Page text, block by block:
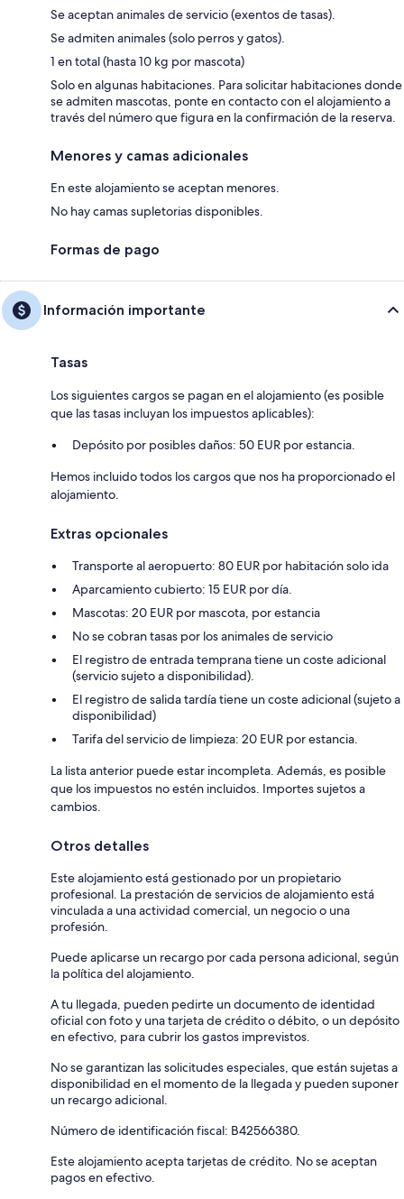
Se aceptan animales de servicio (exentos de tasas).
Se admiten animales (solo perros y gatos).
1 en total (hasta 10 kg por mascota)
Solo en algunas habitaciones. Para solicitar habitaciones donde
se admiten mascotas, ponte en contacto con el alojamiento a
través del número que figura en la confirmación de la reserva.
Menores y camas adicionales
En este alojamiento se aceptan menores.
No hay camas supletorias disponibles.
Formas de pago
Información importante
Tasas
Los siguientes cargos se pagan en el alojamiento (es posible
que las tasas incluyan los impuestos aplicables):
Depósito por posibles daños: 50 EUR por estancia.
Hemos incluido todos los cargos que nos ha proporcionado el
alojamiento.
Extras opcionales
Transporte al aeropuerto: 80 EUR por habitación solo ida
Aparcamiento cubierto: 15 EUR por día.
Mascotas: 20 EUR por mascota, por estancia
No se cobran tasas por los animales de servicio
El registro de entrada temprana tiene un coste adicional
(servicio sujeto a disponibilidad).
El registro de salida tardía tiene un coste adicional (sujeto a
disponibilidad)
Tarifa del servicio de limpieza: 20 EUR por estancia.
La lista anterior puede estar incompleta. Además, es posible
que los impuestos no estén incluidos. Importes sujetos a
cambios.
Otros detalles
Este alojamiento está gestionado por un propietario
profesional. La prestación de servicios de alojamiento está
vinculada a una actividad comercial, un negocio o una
profesión.
Puede aplicarse un recargo por cada persona adicional, según
la política del alojamiento.
A tu llegada, pueden pedirte un documento de identidad
oficial con foto y una tarjeta de crédito o débito, o un depósito
en efectivo, para cubrir los gastos imprevistos.
No se garantizan las solicitudes especiales, que están sujetas a
disponibilidad en el momento de la llegada y pueden suponer
un recargo adicional.
Número de identificación fiscal: B42566380.
Este alojamiento acepta tarjetas de crédito. No se aceptan
pagos en efectivo.